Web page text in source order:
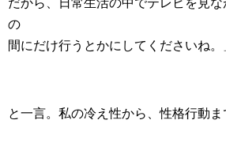
の
間にだけ行うとかにしてくださいね。
と一言。私の冷え性から、性格行動ま